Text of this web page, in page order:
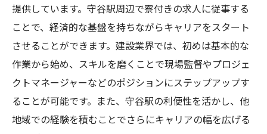
提供しています。守谷駅周辺で寮付きの求人に従事する
ことで、経済的な基盤を持ちながらキャリアをスタート
させることができます。建設業界では、初めは基本的な
作業から始め、スキルを磨くことで現場監督やプロジェ
クトマネージャーなどのポジションにステップアップす
ることが可能です。また、守谷駅の利便性を活かし、他
地域での経験を積むことでさらにキャリアの幅を広げる